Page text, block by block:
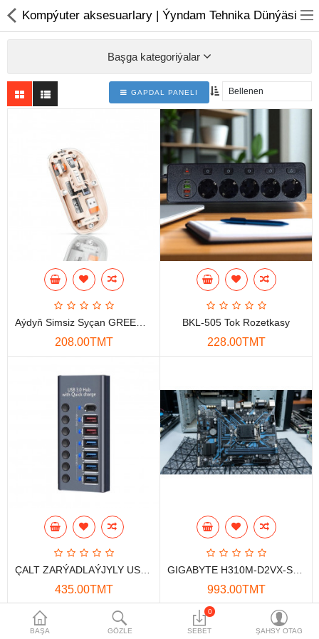
Noutbuk
Monobloklar
Kompýuter düzüjiler
Kompýuter aksesuarlary
Printerler
Maglumat toplaýjylar
Gorag we howpsuzlyk
Tor Enjamlary
Öý enjamlary
Telefon ulgamy
Akylly öý
Ykjam enjamlar
Proýektorlar
Gurallar
Oýun konsoly
BAŞA GÖZLE
0
SEBET ŞAHSY OTAG
Kompýuter aksesuarlary | Ýyndam Tehnika Dünýäsi
Başga kategoriýalar
GAPDAL PANELI
208.00TMT
BKL‑505 Tok Roze­tkasy
228.00TMT
435.00TMT 993.00TMT